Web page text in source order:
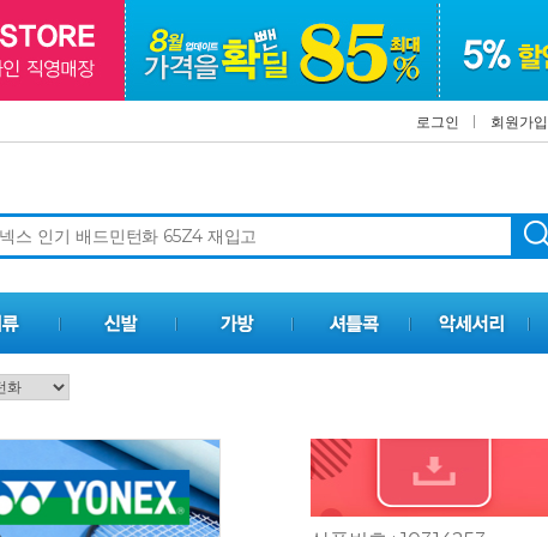
로그인 회원가입